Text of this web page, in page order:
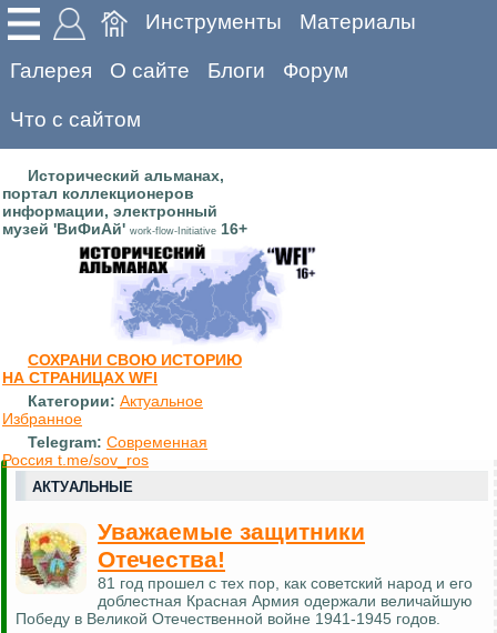
Инструменты Материалы
Галерея О сайте Блоги Форум
Что с сайтом
Исторический альманах,
портал коллекционеров
информации, электронный
музей 'ВиФиАй' work-flow-Initiative 16+
СОХРАНИ СВОЮ ИСТОРИЮ
НА СТРАНИЦАХ WFI
Категории: Актуальное
Избранное
Telegram: Современная
Россия t.me/sov_ros
АКТУАЛЬНЫЕ
Уважаемые защитники
Отечества!
81 год прошел с тех пор, как советский народ и его
доблестная Красная Армия одержали величайшую
Победу в Великой Отечественной войне 1941-1945 годов.